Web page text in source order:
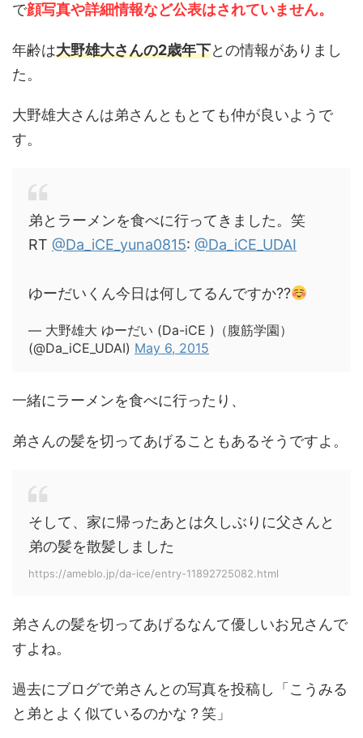
で顔写真や詳細情報など公表はされていません。
年齢は大野雄大さんの2歳年下との情報がありまし
た。
大野雄大さんは弟さんともとても仲が良いようで
す。
弟とラーメンを食べに行ってきました。笑
RT @Da_iCE_yuna0815: @Da_iCE_UDAI
ゆーだいくん今日は何してるんですか??
— 大野雄大 ゆーだい (Da-iCE )（腹筋学園）
(@Da_iCE_UDAI) May 6, 2015
一緒にラーメンを食べに行ったり、
弟さんの髪を切ってあげることもあるそうですよ。
そして、家に帰ったあとは久しぶりに父さんと
弟の髪を散髪しました
https://ameblo.jp/da-ice/entry-11892725082.html
弟さんの髪を切ってあげるなんて優しいお兄さんで
すよね。
過去にブログで弟さんとの写真を投稿し「こうみる
と弟とよく似ているのかな？笑」